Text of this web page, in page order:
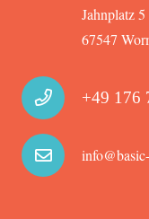
Jahnplatz 5
67547
+49 176